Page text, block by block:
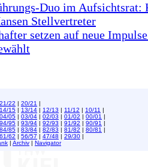
Duo im Aufsichtsrat:
Stellvertreter
setzen auf neue
21/22 | 20/21 |
14/15 | 13/14 | 12/13 | 11/12 | 10/11 |
04/05 | 03/04 | 02/03 | 01/02 | 00/01 |
94/95 | 93/94 | 92/93 | 91/92 | 90/91 |
84/85 | 83/84 | 82/83 | 81/82 | 80/81 |
61/62 | 56/57 | 47/48 | 29/30 |
| Archiv | Navigator